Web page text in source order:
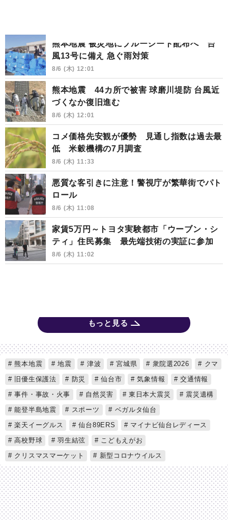
熊本地震 被災地にブルーシート配布へ 台
風13号に備え 急ぐ雨対策
8/6 (木) 12:01
熊本地震 44カ所で被害 球磨川堤防 台風近
づくなか復旧進む
8/6 (木) 12:01
コメ価格先安観が優勢 見通し指数は過去最
低 米穀機構の7月調査
8/6 (木) 11:33
悪質な客引きに注意！警視庁が繁華街でパト
ロール
8/6 (木) 11:08
家賃5万円～トヨタ実験都市「ウーブン・シ
ティ」住民募集 最先端技術の実証に参加
8/6 (木) 11:02
もっと見る
熊本地震 地震 津波 宮城県 衆院選2026
クマ
旧優生保護法
防災 仙台市 気象情報
交通情報
事件・事故・火事
自然災害 東日本大震災
震災遺構
能登半島地震
スポーツ
ベガルタ仙台
楽天イーグルス
仙台89ERS
マイナビ仙台レディース
高校野球
羽生結弦
こどもえがお
クリスマスマーケット
新型コロナウイルス